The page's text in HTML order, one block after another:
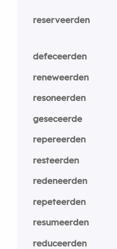
reserveerden
defeceerden
reneweerden
resoneerden
geseceerde
repereerden
resteerden
redeneerden
repeteerden
resumeerden
reduceerden